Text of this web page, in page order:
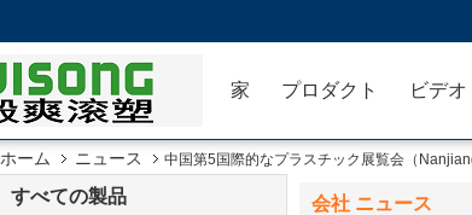
家 プロダクト ビデオ
ホーム ニュース 中国第5国際的なプラスチック展覧会（
すべての製品 会社 ニュース